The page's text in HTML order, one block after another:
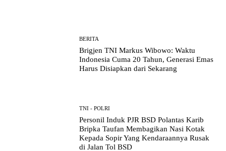
BERITA
Brigjen TNI Markus Wibowo: Waktu
Indonesia Cuma 20 Tahun, Generasi Emas
Harus Disiapkan dari Sekarang
TNI - POLRI
Personil Induk PJR BSD Polantas Karib
Bripka Taufan Membagikan Nasi Kotak
Kepada Sopir Yang Kendaraannya Rusak
di Jalan Tol BSD